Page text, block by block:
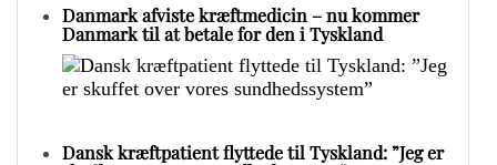
Danmark afviste kræftmedicin – nu kommer
Danmark til at betale for den i Tyskland
Dansk kræftpatient flyttede til Tyskland: ”Jeg er